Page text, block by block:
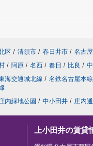
区 / 清須市 / 春日井市 / 名古
/ 阿原 / 名西 / 春日 / 比良 /
海交通城北線 / 名鉄名古屋本線
内緑地公園 / 中小田井 / 庄内通
上小田井の賃